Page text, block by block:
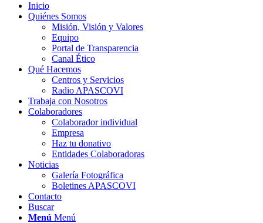
Inicio
Quiénes Somos
Misión, Visión y Valores
Equipo
Portal de Transparencia
Canal Ético
Qué Hacemos
Centros y Servicios
Radio APASCOVI
Trabaja con Nosotros
Colaboradores
Colaborador individual
Empresa
Haz tu donativo
Entidades Colaboradoras
Noticias
Galería Fotográfica
Boletines APASCOVI
Contacto
Buscar
Menú Menú